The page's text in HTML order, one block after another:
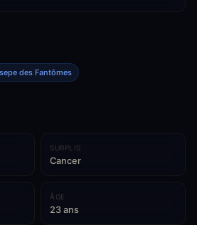
des Fantômes
SURPLIS
Cancer
ÂGE
23 ans